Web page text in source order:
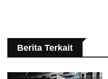
Berita Terkait